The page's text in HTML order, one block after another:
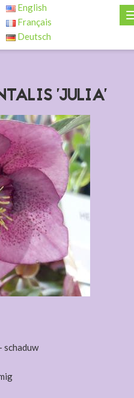
English
Français
Deutsch
'JULIA'
schaduw